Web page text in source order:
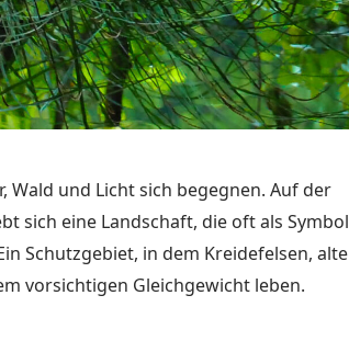
Wald und Licht sich begegnen. Auf der
sich eine Landschaft, die oft als Symbol
Schutzgebiet, in dem Kreidefelsen, alte
vorsichtigen Gleichgewicht leben.